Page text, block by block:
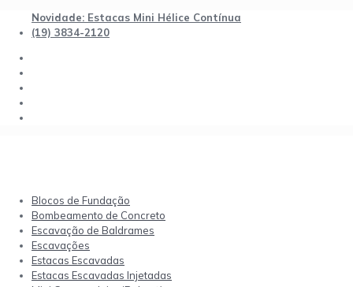
Novidade: Estacas Mini Hélice Contínua
(19) 3834-2120
Blocos de Fundação
Bombeamento de Concreto
Escavação de Baldrames
Escavações
Estacas Escavadas
Estacas Escavadas Injetadas